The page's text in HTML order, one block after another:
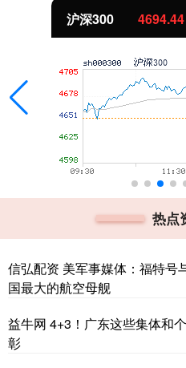
沪深300 4694.44
热点
信弘配资 美军事媒体：福特号
国最大的航空母舰
益牛网 4+3！广东这些集体和
彰